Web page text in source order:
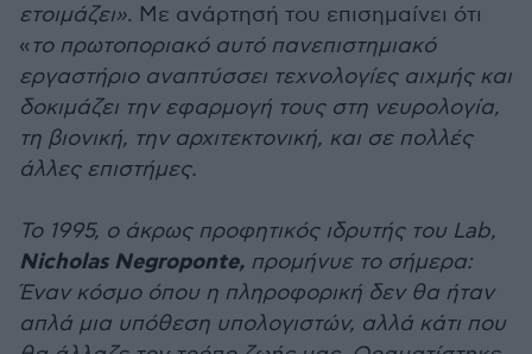
ετοιμάζει». Με ανάρτησή του επισημαίνει ότι
« το πρωτοποριακό αυτό πανεπιστημιακό
εργαστήριο αναπτύσσει τεχνολογίες αιχμής και
δοκιμάζει την εφαρμογή τους στη νευρολογία,
τη βιονική, την αρχιτεκτονική, και σε πολλές
άλλες επιστήμες.
To 1995, ο άκρως προφητικός ιδρυτής του Lab,
Nicholas Negroponte, προμήνυε το σήμερα:
Έναν κόσμο όπου η πληροφορική δεν θα ήταν
απλά μια υπόθεση υπολογιστών, αλλά κάτι που